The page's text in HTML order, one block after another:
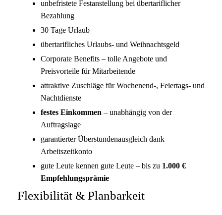
unbefristete Festanstellung bei übertariflicher
Bezahlung
30 Tage Urlaub
übertarifliches Urlaubs- und Weihnachtsgeld
Corporate Benefits – tolle Angebote und
Preisvorteile für Mitarbeitende
attraktive Zuschläge für Wochenend-, Feiertags- und
Nachtdienste
festes Einkommen – unabhängig von der
Auftragslage
garantierter Überstundenausgleich dank
Arbeitszeitkonto
gute Leute kennen gute Leute – bis zu 1.000 €
Empfehlungsprämie
Flexibilität & Planbarkeit